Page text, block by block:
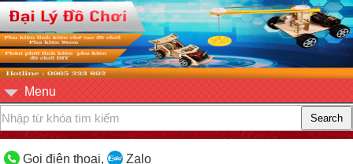
Menu
Gọi điện thoại,
Zalo